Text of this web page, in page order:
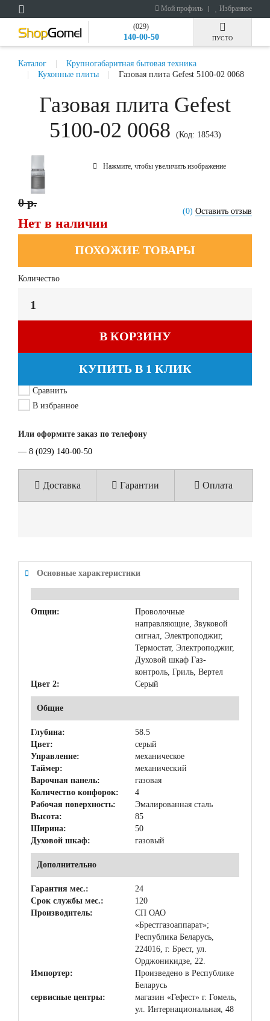
Мой профиль Избранное
(029)
140-00-50 ПУСТО
Каталог
Крупногабаритная бытовая техника
Кухонные плиты
Газовая плита Gefest 5100-02 0068
Газовая плита Gefest
5100-02 0068
(Код: 18543)
Нажмите, чтобы увеличить изображение
(0) Оставить отзыв
0 р.
Нет в наличии
ПОХОЖИЕ ТОВАРЫ
Количество
В КОРЗИНУ
КУПИТЬ В 1 КЛИК
Сравнить
В избранное
Или оформите заказ по телефону
— 8 (029) 140-00-50
Доставка Гарантии Оплата
Основные характеристики
Опции:
Проволочные
направляющие, Звуковой
сигнал, Электроподжиг,
Термостат, Электроподжиг,
Духовой шкаф Газ-
контроль, Гриль, Вертел
Цвет 2:
Серый
Общие
Глубина:
58.5
Цвет:
серый
Управление:
механическое
Таймер:
механический
Варочная панель:
газовая
Количество конфорок:
4
Рабочая поверхность:
Эмалированная сталь
Высота:
85
Ширина:
50
Духовой шкаф:
газовый
Дополнительно
Гарантия мес.:
24
Срок службы мес.:
120
Производитель:
СП ОАО
«Брестгазоаппарат»;
Республика Беларусь,
224016, г. Брест, ул.
Орджоникидзе, 22.
Импортер:
Произведено в Республике
Беларусь
сервисные центры:
магазин «Гефест» г. Гомель,
ул. Интернациональная, 48